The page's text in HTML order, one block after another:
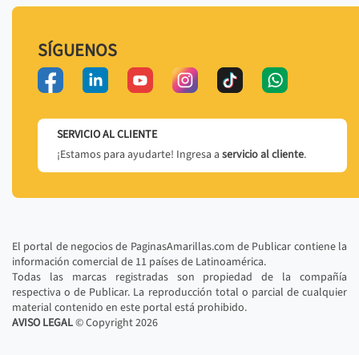
SÍGUENOS
SERVICIO AL CLIENTE
¡Estamos para ayudarte! Ingresa a servicio al cliente.
El portal de negocios de PaginasAmarillas.com de Publicar contiene la
información comercial de 11 países de Latinoamérica.
Todas las marcas registradas son propiedad de la compañía
respectiva o de Publicar. La reproducción total o parcial de cualquier
material contenido en este portal está prohibido.
AVISO LEGAL© Copyright2026